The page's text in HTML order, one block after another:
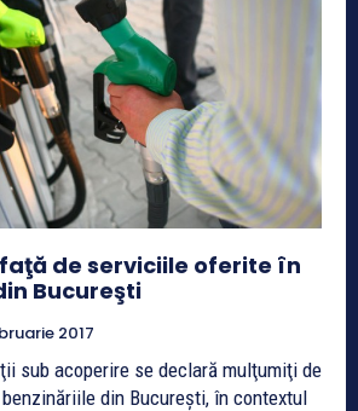
de serviciile oferite în
Bucureşti
2017
sub acoperire se declară mulţumiţi de
din Bucureşti, în contextul